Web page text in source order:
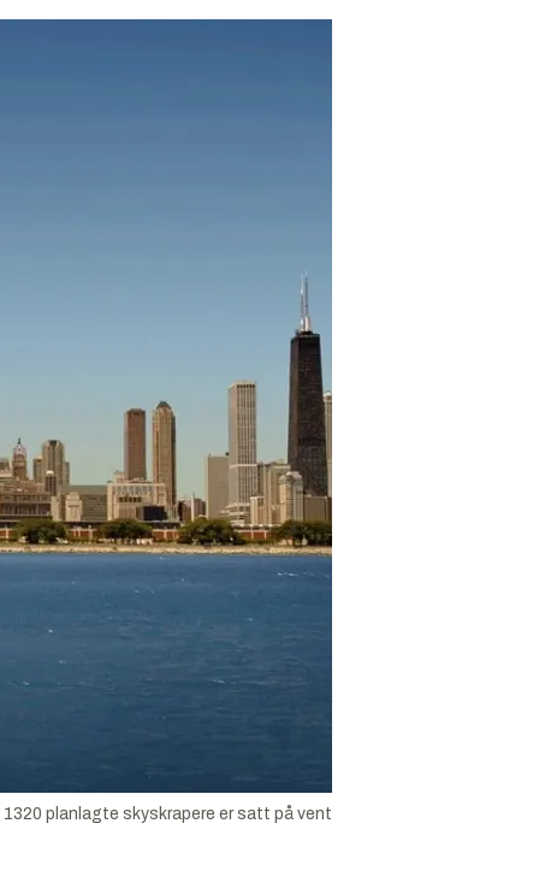
planlagte skyskrapere er satt på vent